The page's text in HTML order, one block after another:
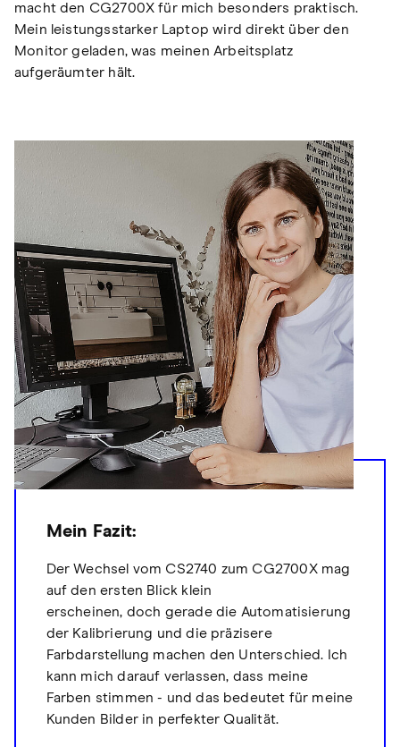
macht den CG2700X für mich besonders praktisch.
Mein leistungsstarker Laptop wird direkt über den
Monitor geladen, was meinen Arbeitsplatz
aufgeräumter hält.
Mein Fazit:
Der Wechsel vom CS2740 zum CG2700X mag
auf den ersten Blick klein
erscheinen, doch gerade die Automatisierung
der Kalibrierung und die präzisere
Farbdarstellung machen den Unterschied. Ich
kann mich darauf verlassen, dass meine
Farben stimmen - und das bedeutet für meine
Kunden Bilder in perfekter Qualität.